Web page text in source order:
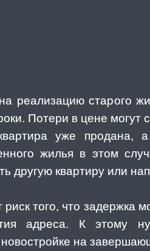
реализацию старого
Потери в цене могут
уже продана,
жилья в этом
другую квартиру или
того, что задержка
адреса. К этому
на